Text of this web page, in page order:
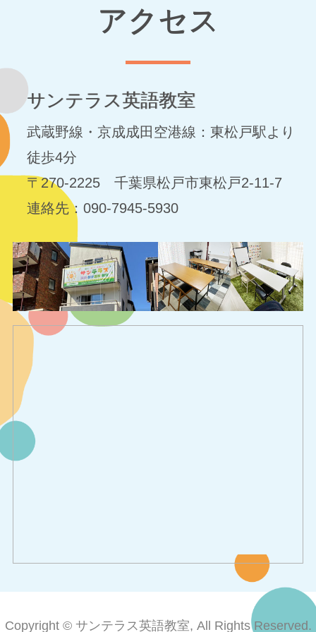
アクセス
サンテラス英語教室
武蔵野線・京成成田空港線：東松戸駅より
徒歩4分
〒270-2225 千葉県松戸市東松戸2-11-7
連絡先：090-7945-5930
Copyright © サンテラス英語教室, All Rights Reserved.